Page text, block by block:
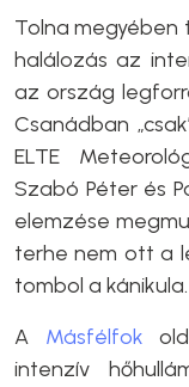
Tolna megyében
halálozás az
az ország
Csanádban
ELTE
Szabó Péter és
elemzése
terhe nem ott a
tombol a kánikula.
A Másfélfok
intenzív